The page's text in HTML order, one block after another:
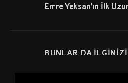
Emre Yeksan’ın İlk
BUNLAR DA